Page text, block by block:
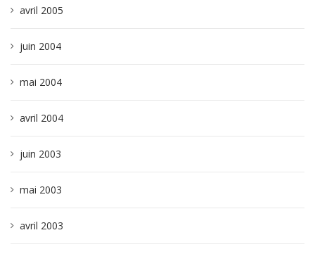
avril 2005
juin 2004
mai 2004
avril 2004
juin 2003
mai 2003
avril 2003